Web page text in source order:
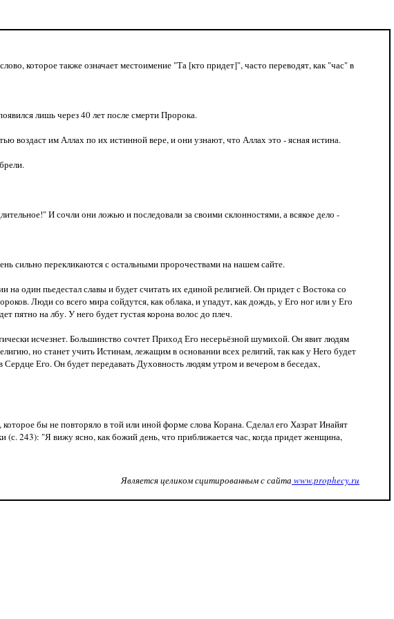
которое также означает местоимение "Та [кто придет]", часто переводят, как "час" в
лишь через 40 лет после смерти Пророка.
воздаст им Аллах по их истинной вере, и они узнают, что Аллах это - ясная истина.
И сочли они ложью и последовали за своими склонностями, а всякое дело -
сильно перекликаются с остальными пророчествами на нашем сайте.
один пьедестал славы и будет считать их единой религией. Он придет с Востока со
Люди со всего мира сойдутся, как облака, и упадут, как дождь, у Его ног или у Его
пятно на лбу. У него будет густая корона волос до плеч.
исчезнет. Большинство сочтет Приход Его несерьёзной шумихой. Он явит людям
но станет учить Истинам, лежащим в основании всех религий, так как у Него будет
Его. Он будет передавать Духовность людям утром и вечером в беседах,
бы не повторяло в той или иной форме слова Корана. Сделал его Хазрат Инайят
243): "Я вижу ясно, как божий день, что приближается час, когда придет женщина,
Является целиком сцитированным с сайта www.prophecy.ru